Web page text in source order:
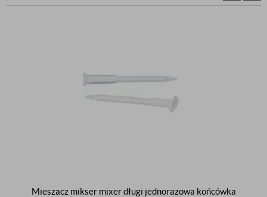
Mieszacz mikser mixer długi jednorazowa końcówka